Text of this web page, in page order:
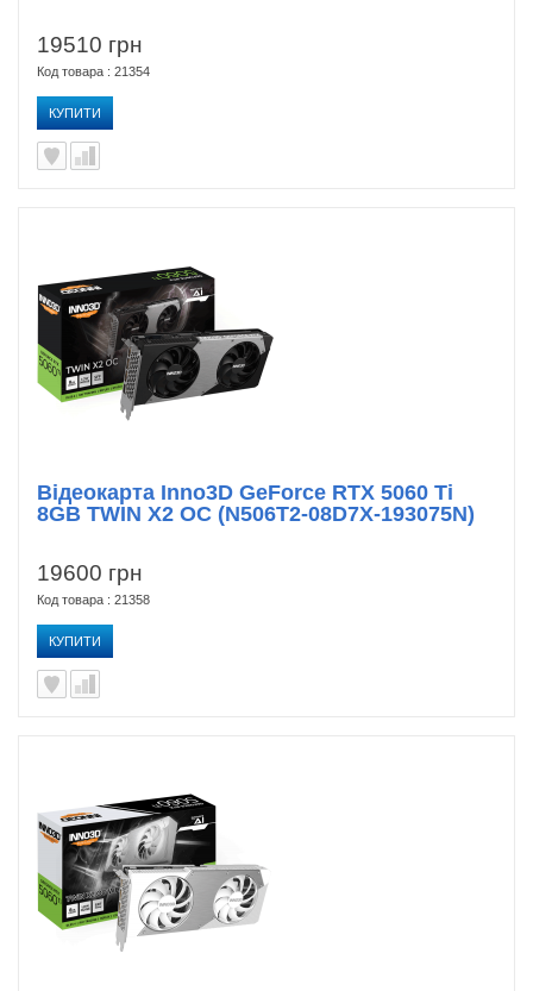
19510 грн
Код товара : 21354
КУПИТИ
19600 грн
Код товара : 21358
КУПИТИ
Відеокарта Inno3D GeForce RTX 5060 Ti
8GB TWIN X2 OC (N506T2-08D7X-193075N)